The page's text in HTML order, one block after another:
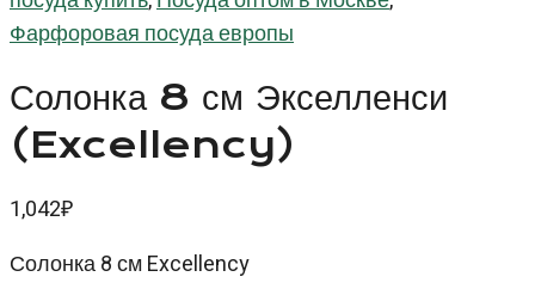
Фарфоровая посуда европы
Солонка 8 см Экселленси
(Excellency)
1,042₽
Солонка 8 см Excellency